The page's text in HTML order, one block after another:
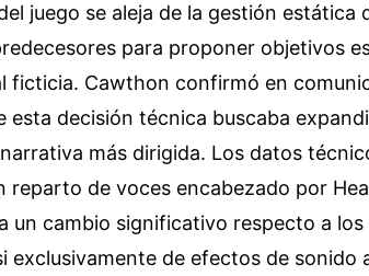
juego se aleja de la gestión estática
para proponer objetivos
ficticia. Cawthon confirmó en
esta decisión técnica buscaba
más dirigida. Los datos
reparto de voces encabezado por
un cambio significativo respecto a
exclusivamente de efectos de sonido